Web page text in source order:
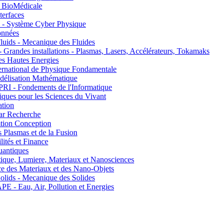
Système Cyber Physique
- Mecanique des Fluides
installations - Plasmas, Lasers, Accélérateurs, Tokamaks
Hautes Energies
de Physique Fondamentale
Mathématique
- Fondements de l'Informatique
pour les Sciences du Vivant
Recherche
Conception
et de la Fusion
et Finance
Lumiere, Materiaux et Nanosciences
Materiaux et des Nano-Objets
- Mecanique des Solides
- Eau, Air, Pollution et Energies